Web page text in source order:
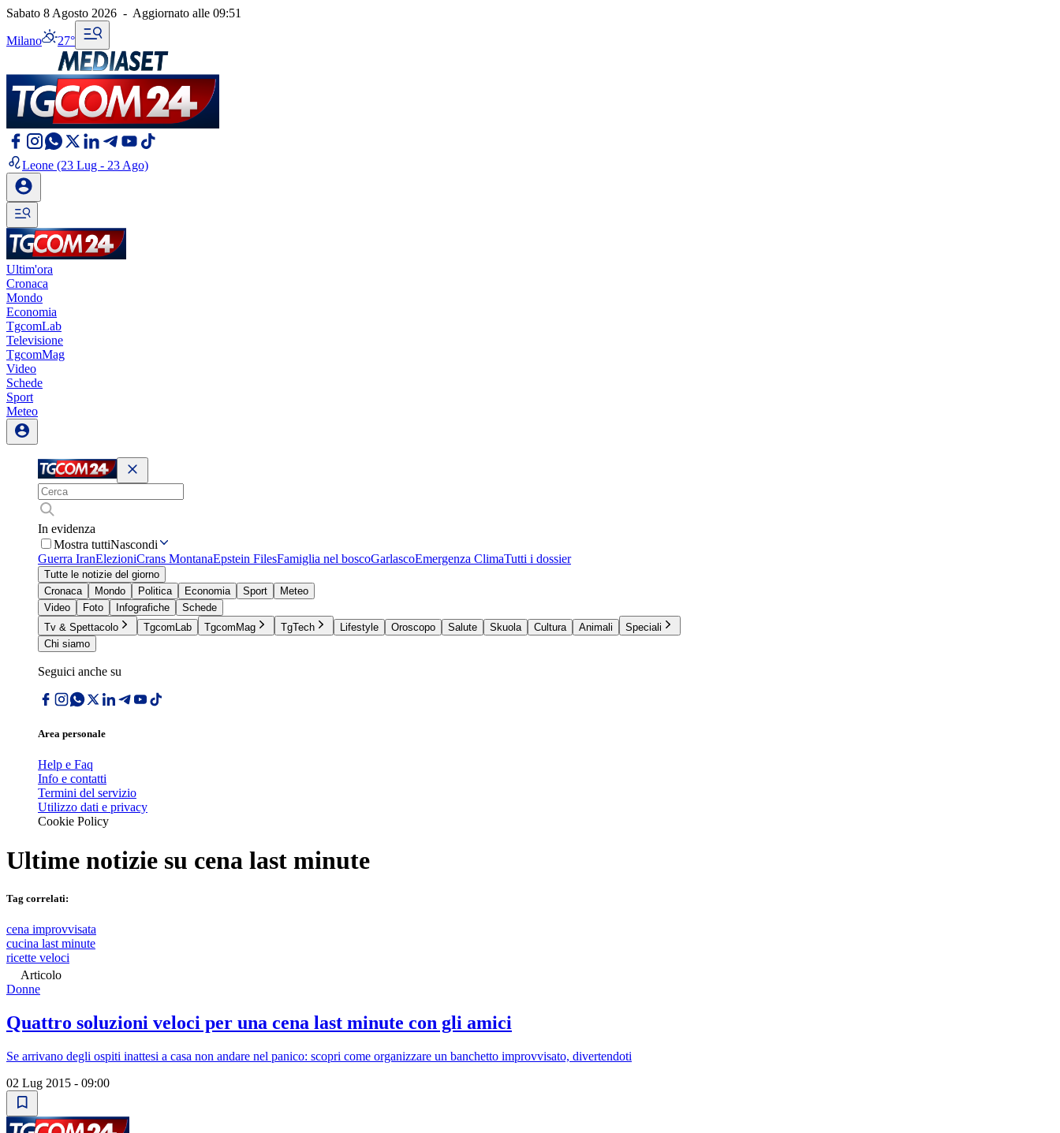
Sabato 8 Agosto 2026 - Aggiornato alle 09:51
Milano 27°
Leone (23 Lug - 23 Ago)
Ultim'ora
Cronaca
Mondo
Economia
TgcomLab
Televisione
TgcomMag
Video
Schede
Sport
Meteo
In evidenza
Mostra tuttiNascondi
Guerra IranElezioniCrans MontanaEpstein FilesFamiglia nel boscoGarlascoEmergenza ClimaTutti i dossier
Tutte le notizie del giorno
Cronaca
Mondo Politica Economia Sport
Meteo
Video
Foto Infografiche
Schede
Tv & Spettacolo
TgcomLab TgcomMag TgTech Lifestyle Oroscopo Salute Skuola Cultura Animali
Speciali
Chi siamo
Seguici anche su
Area personale
Help e Faq
Info e contatti
Termini del servizio
Utilizzo dati e privacy
Cookie Policy
Ultime notizie su cena last minute
Tag correlati:
cena improvvisata
cucina last minute
ricette veloci
Articolo
Donne
Quattro soluzioni veloci per una cena last minute con gli amici
Se arrivano degli ospiti inattesi a casa non andare nel panico: scopri come organizzare un banchetto improvvisato, divertendoti
02 Lug 2015 - 09:00